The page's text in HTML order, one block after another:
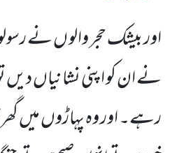
اور بیشک حجر والو ں نے
نے ان کو اپنی نشانیاں
رہے۔ اور وہ پہاڑوں میں